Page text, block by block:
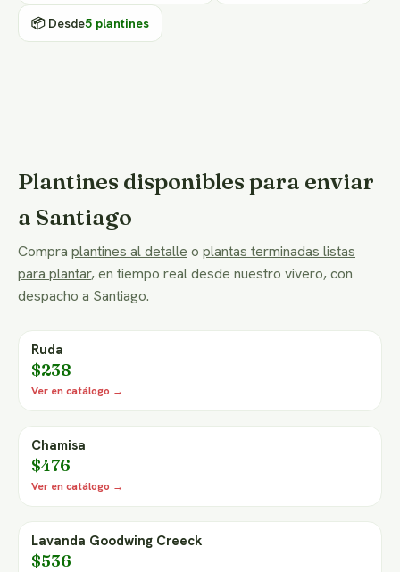
📦 Desde5 plantines
Plantines disponibles para enviar
a Santiago
Compra plantines al detalle o plantas terminadas listas
para plantar, en tiempo real desde nuestro vivero, con
despacho a Santiago.
Ruda
$238
Ver en catálogo →
Chamisa
$476
Ver en catálogo →
Lavanda Goodwing Creeck
$536